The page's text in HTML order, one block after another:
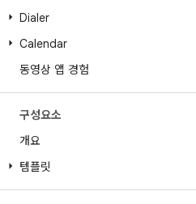
Dialer
Calendar
동영상 앱 경험
구성요소
개요
템플릿